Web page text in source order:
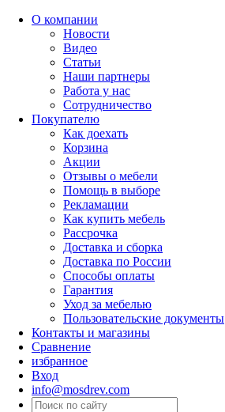
О компании
Новости
Видео
Статьи
Наши партнеры
Работа у нас
Сотрудничество
Покупателю
Как доехать
Корзина
Акции
Отзывы о мебели
Помощь в выборе
Рекламации
Как купить мебель
Рассрочка
Доставка и сборка
Доставка по России
Способы оплаты
Гарантия
Уход за мебелью
Пользовательские документы
Контакты и магазины
Сравнение
избранное
Вход
info@mosdrev.com